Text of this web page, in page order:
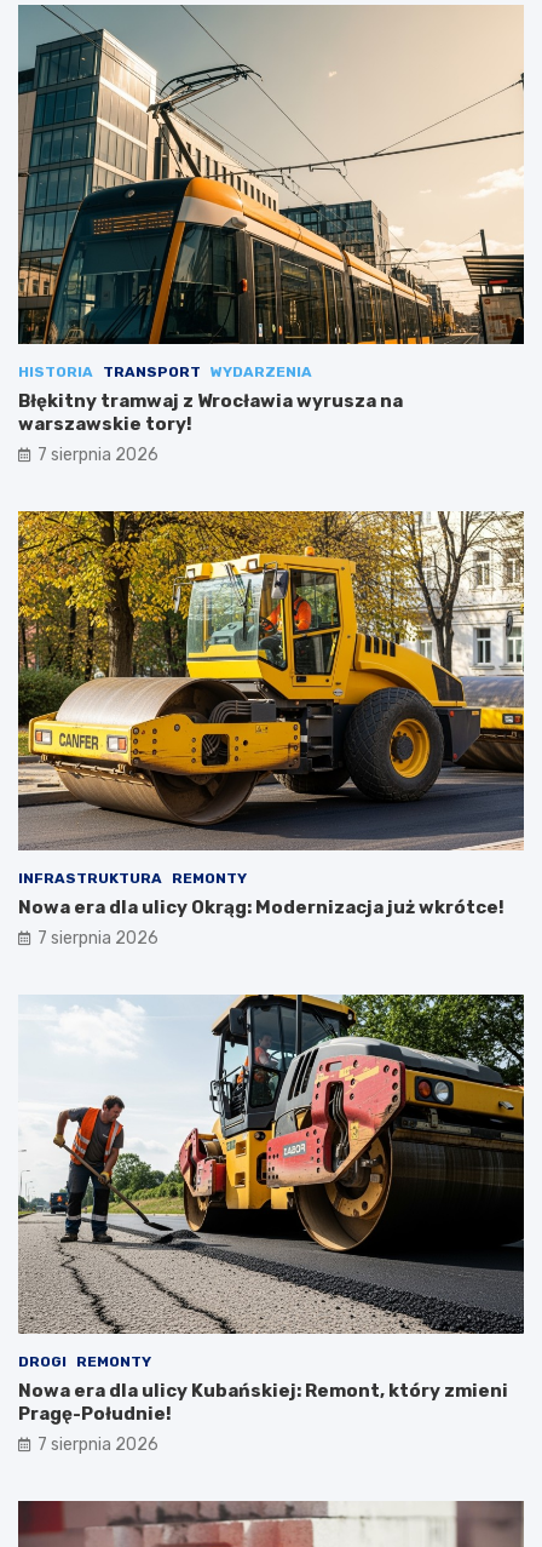
HISTORIA TRANSPORT WYDARZENIA
Błękitny tramwaj z Wrocławia wyrusza na
warszawskie tory!
7 sierpnia 2026
INFRASTRUKTURA REMONTY
Nowa era dla ulicy Okrąg: Modernizacja już wkrótce!
7 sierpnia 2026
DROGI REMONTY
Nowa era dla ulicy Kubańskiej: Remont, który zmieni
Pragę-Południe!
7 sierpnia 2026